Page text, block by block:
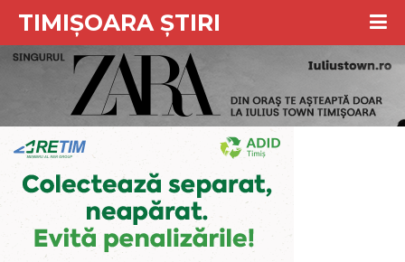
TIMIȘOARA ȘTIRI